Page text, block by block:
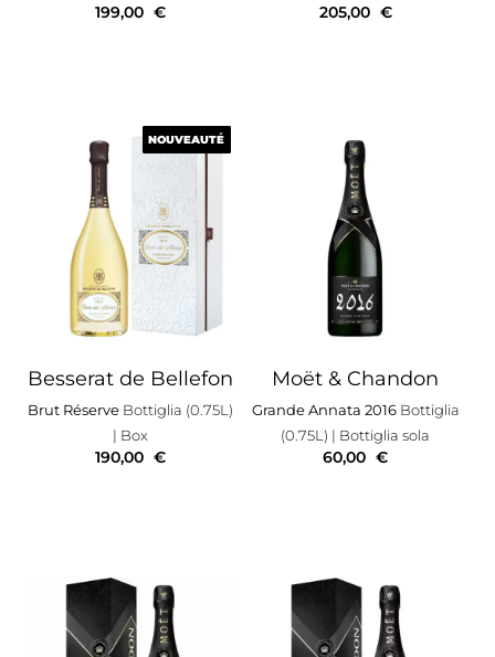
199,00 € 205,00 €
NOUVEAUTÉ
Besserat de Bellefon
Brut Réserve Bottiglia (0.75L)
| Box
NOUVEAUTÉ
190,00 €
Moët & Chandon
Grande Annata 2016Bottiglia
(0.75L) | Bottiglia sola
60,00 €